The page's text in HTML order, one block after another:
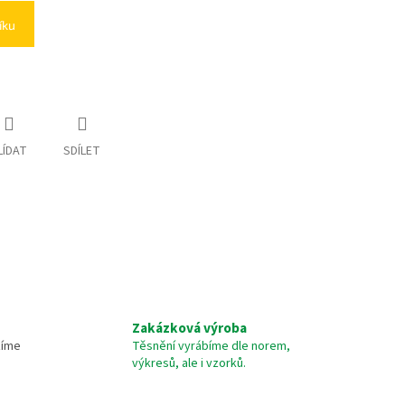
SDÍLET
Zakázková výroba
Těsnění vyrábíme dle norem,
výkresů, ale i vzorků.